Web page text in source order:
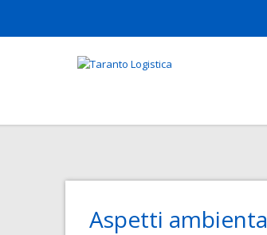
Aspetti